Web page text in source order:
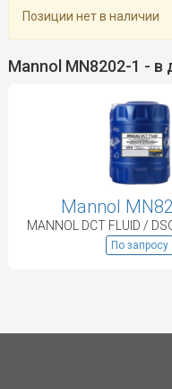
Позиции нет в наличии
Mannol MN8202-1 - в
Mannol
По запросу